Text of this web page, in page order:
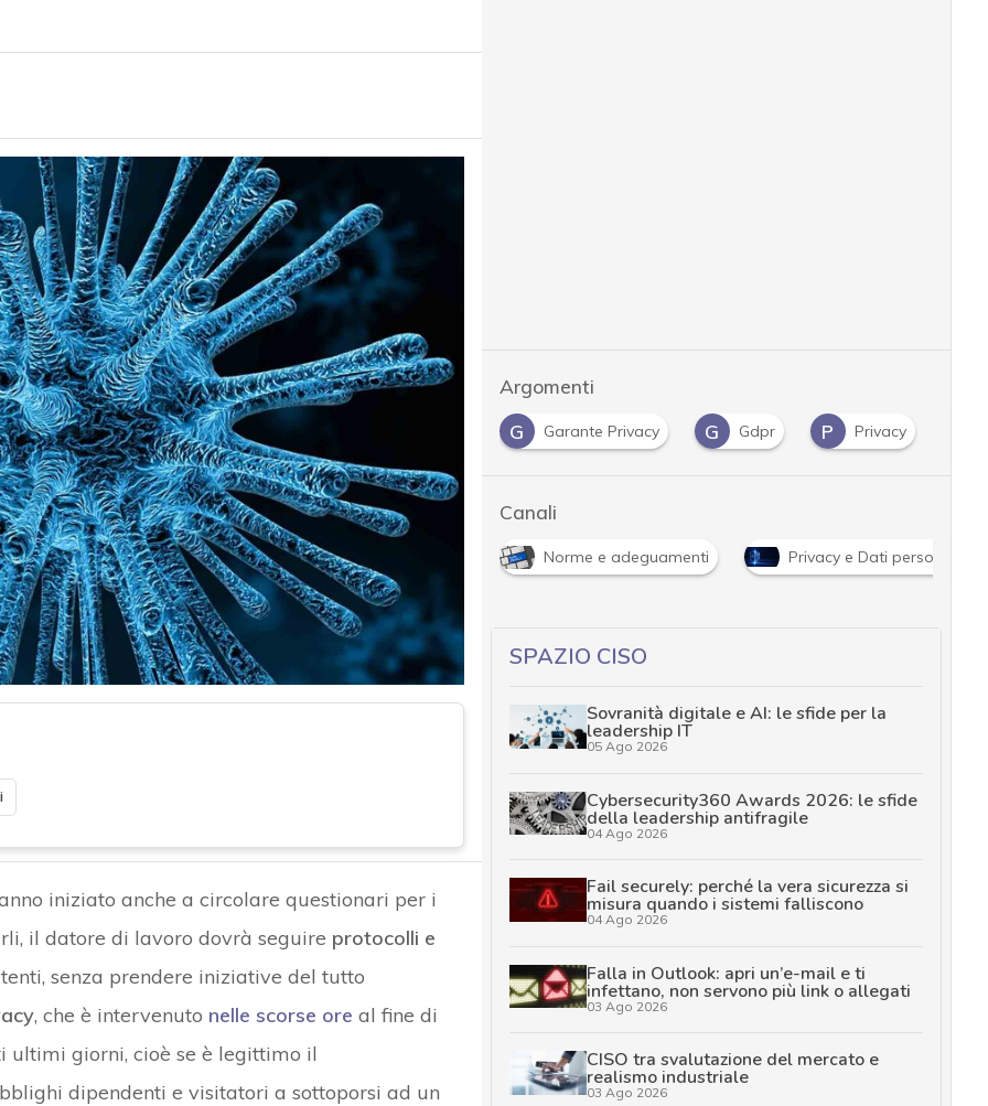
iniziato anche a circolare questionari per i
il datore di lavoro dovrà seguire protocolli e
senza prendere iniziative del tutto
, che è intervenuto nelle scorse ore al fine di
ultimi giorni, cioè se è legittimo il
dipendenti e visitatori a sottoporsi ad un
Argomenti
G
Garante Privacy G Gdpr P Privacy
Canali
News, attualità e analisi Cyber sicurezza e privacy Norme e adeguamenti Privacy e Dati personali
SPAZIO CISO
Sovranità digitale e AI: le sfide per la
leadership IT
05 Ago 2026
Cybersecurity360 Awards 2026: le sfide
della leadership antifragile
04 Ago 2026
Fail securely: perché la vera sicurezza si
misura quando i sistemi falliscono
04 Ago 2026
Falla in Outlook: apri un’e-mail e ti
infettano, non servono più link o allegati
03 Ago 2026
CISO tra svalutazione del mercato e
realismo industriale
03 Ago 2026